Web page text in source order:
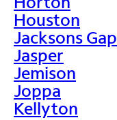
Houston
Jacksons Gap
Jasper
Jemison
Joppa
Kellyton